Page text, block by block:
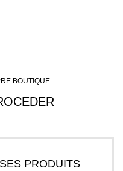
BOUTIQUE
PRODUITS